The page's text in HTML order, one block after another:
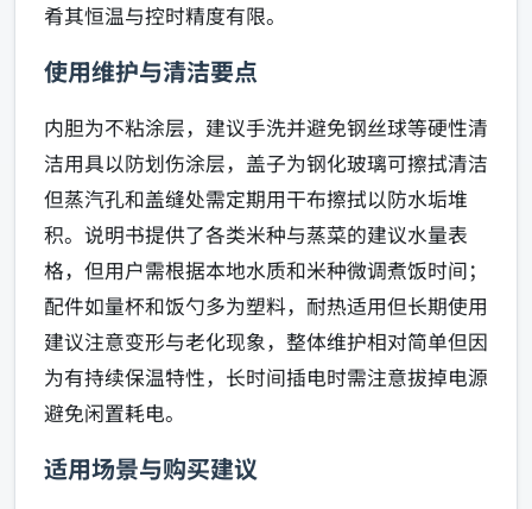
肴其恒温与控时精度有限。
使用维护与清洁要点
内胆为不粘涂层，建议手洗并避免钢丝球等硬性清
洁用具以防划伤涂层，盖子为钢化玻璃可擦拭清洁
但蒸汽孔和盖缝处需定期用干布擦拭以防水垢堆
积。说明书提供了各类米种与蒸菜的建议水量表
格，但用户需根据本地水质和米种微调煮饭时间；
配件如量杯和饭勺多为塑料，耐热适用但长期使用
建议注意变形与老化现象，整体维护相对简单但因
为有持续保温特性，长时间插电时需注意拔掉电源
避免闲置耗电。
适用场景与购买建议